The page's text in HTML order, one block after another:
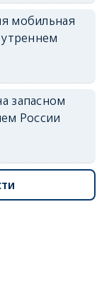
мобильная
запасном
России